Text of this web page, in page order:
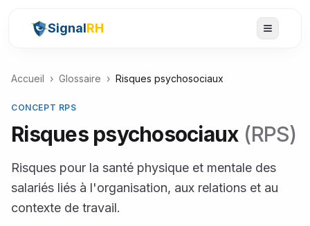
SignalRH
Accueil › Glossaire › Risques psychosociaux
CONCEPT RPS
Risques psychosociaux (RPS)
Risques pour la santé physique et mentale des
salariés liés à l'organisation, aux relations et au
contexte de travail.